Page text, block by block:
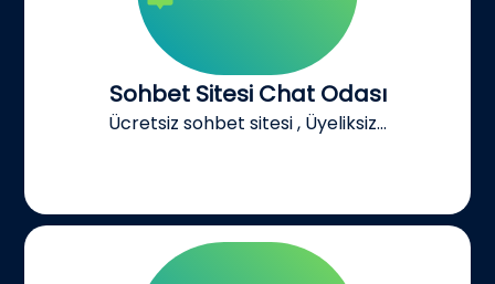
Sohbet Sitesi Chat Odası
Ücretsiz sohbet sitesi , Üyeliksiz...